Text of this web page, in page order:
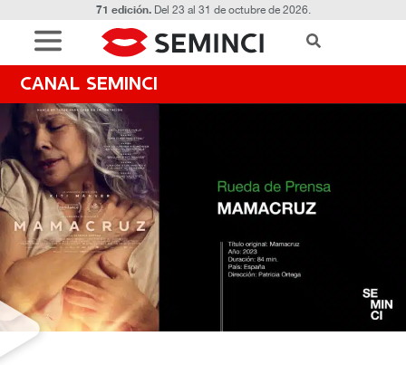
71 edición.Del 23 al 31 de octubre de 2026.
CANAL SEMINCI